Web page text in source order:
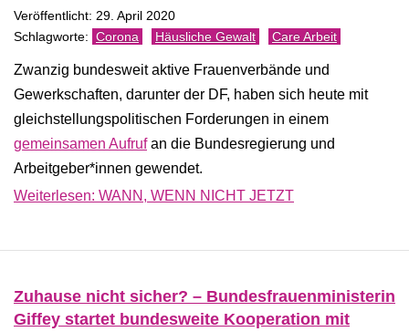
Veröffentlicht: 29. April 2020
Corona Häusliche Gewalt Care Arbeit
Zwanzig bundesweit aktive Frauenverbände und
Gewerkschaften, darunter der DF, haben sich heute mit
gleichstellungspolitischen Forderungen in einem
gemeinsamen Aufrufan die Bundesregierung und
Arbeitgeber*innen gewendet.
Weiterlesen: WANN, WENN NICHT JETZT
Zuhause nicht sicher? – Bundesfrauenministerin
Giffey startet bundesweite Kooperation mit